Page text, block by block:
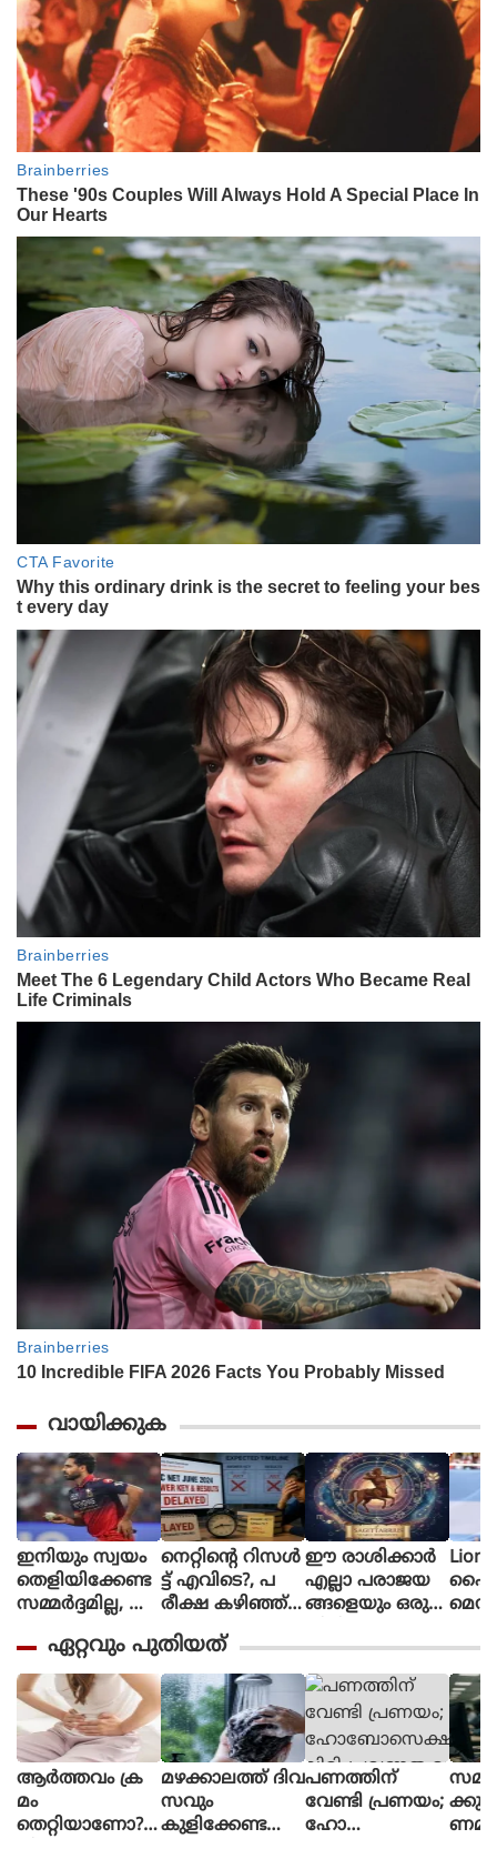
വായിക്കുക
ഇനിയും സ്വയം
തെളിയിക്കേണ്ട
സമ്മർദ്ദമില്ല, അ
ഭിച്ചാൽ സ
ന്തോഷം അത്ര
മാത്രം : ഭുവ
നേശ്വർ കുമാർ
നെറ്റിൻ്റെ റിസൾ
ട്ട് എവിടെ?, പ
രീക്ഷ കഴിഞ്ഞ്
ഒരു മാസ
മായിട്ടും ഉത്തര
സൂചിക
പോലുമില്ല, ആ
ശങ്കയിൽ
വിദ്യാർഥികൾ
ഈ രാശിക്കാര്‍
എല്ലാ പരാജയ
ങ്ങളെയും ഒരു
വാക്കി മാറ്റുന്നു
ഏറ്റവും പുതിയത്
ആർത്തവം ക്ര
മം
തെറ്റിയാണോ?
മഴക്കാലത്ത് ദിവ
സവും
കുളിക്കേണ്ട
പണത്തിന്
വേണ്ടി പ്രണയം;
ഹോ